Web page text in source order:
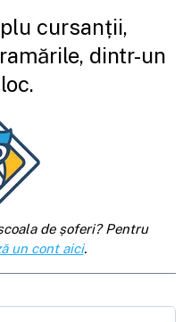
cursanții,
dintr-un
de șoferi? Pentru
un cont aici.